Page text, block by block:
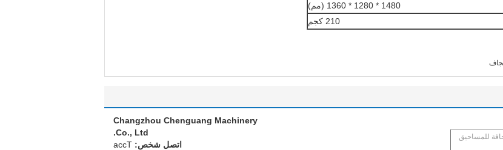
1480 * 1280 * 1360 (مم)
210 كجم
Changzhou Chenguang Machinery
Co., Ltd.
اتصل شخص: Tcca